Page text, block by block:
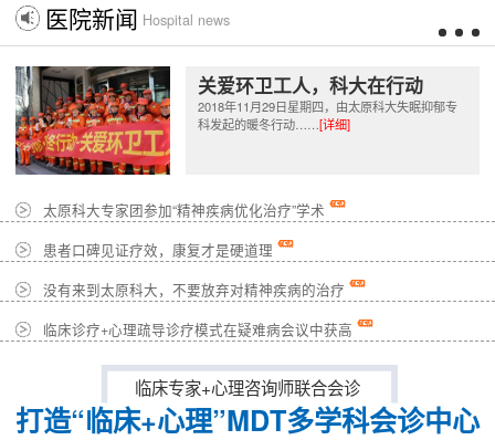
医院新闻 Hospital news
关爱环卫工人，科大在行动
2018年11月29日星期四，由太原科大失眠抑郁专
科发起的暖冬行动……[详细]
太原科大专家团参加“精神疾病优化治疗”学术
患者口碑见证疗效，康复才是硬道理
没有来到太原科大，不要放弃对精神疾病的治疗
临床诊疗+心理疏导诊疗模式在疑难病会议中获高
临床专家+心理咨询师联合会诊
打造“临床+心理”MDT多学科会诊中心